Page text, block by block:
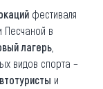
фестиваля
Песчаной в
лагерь
видов спорта –
и